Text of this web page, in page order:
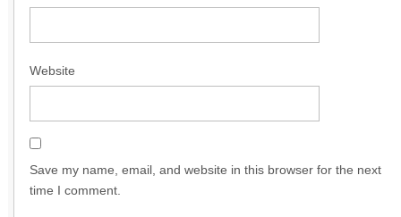
Website
Save my name, email, and website in this browser for the next
time I comment.